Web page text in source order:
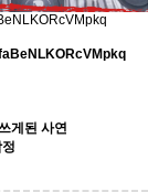
게된 사연